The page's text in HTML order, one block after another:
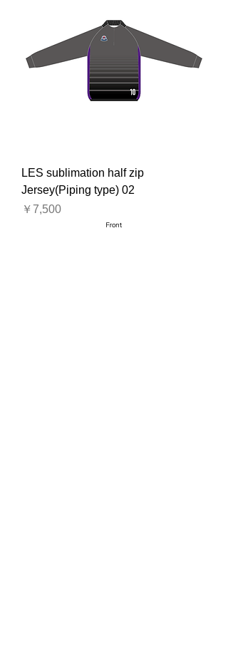
LES sublimation half zip
Jersey(Piping type) 02
価格
￥7,500